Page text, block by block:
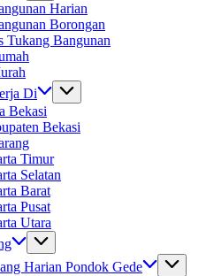
Harian
Borongan
Tukang Bangunan
Di
Bekasi
Bekasi
Timur
Selatan
Barat
Pusat
Utara
Harian Pondok Gede